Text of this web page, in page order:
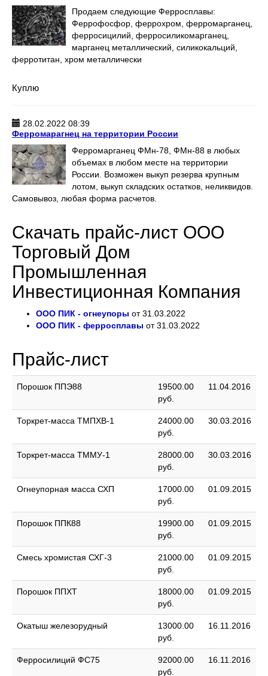
Продаем следующие Ферросплавы:
Феррофосфор, феррохром, ферромарганец,
ферросицилий, ферросиликомарганец,
марганец металлический, силикокальций,
ферротитан, хром металлически
Куплю
28.02.2022 08:39
Ферромарагнец на территории России
Ферромарганец ФМн-78, ФМн-88 в любых
объемах в любом месте на территории
России. Возможен выкуп резерва крупным
лотом, выкуп складских остатков, неликвидов.
Самовывоз, любая форма расчетов.
Скачать прайс-лист ООО
Торговый Дом
Промышленная
Инвестиционная Компания
ООО ПИК - огнеупоры от 31.03.2022
ООО ПИК - ферросплавы от 31.03.2022
Прайс-лист
Порошок ППЭ88
19500.00
руб.
11.04.2016
Торкрет-масса ТМПХВ-1
24000.00
руб.
30.03.2016
Торкрет-масса ТММУ-1
28000.00
руб.
30.03.2016
Огнеупорная масса СХП
17000.00
руб.
01.09.2015
Порошок ППК88
19900.00
руб.
01.09.2015
Смесь хромистая СХГ-3
21000.00
руб.
01.09.2015
Порошок ППХТ
18000.00
руб.
01.09.2015
Окатыш железорудный
13000.00
руб.
16.11.2016
Ферросилиций ФС75
92000.00
руб.
16.11.2016